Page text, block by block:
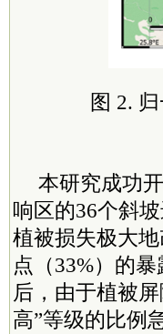
图 2.
本研究成功
响区的36个斜
植被损失极大
点（33%）的
后，由于植被
高”等级的比例